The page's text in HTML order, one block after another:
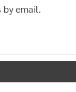
by email.